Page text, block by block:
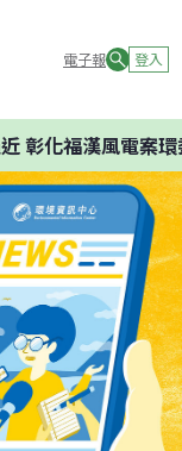
電子報 登入
彰化福漢風電案環